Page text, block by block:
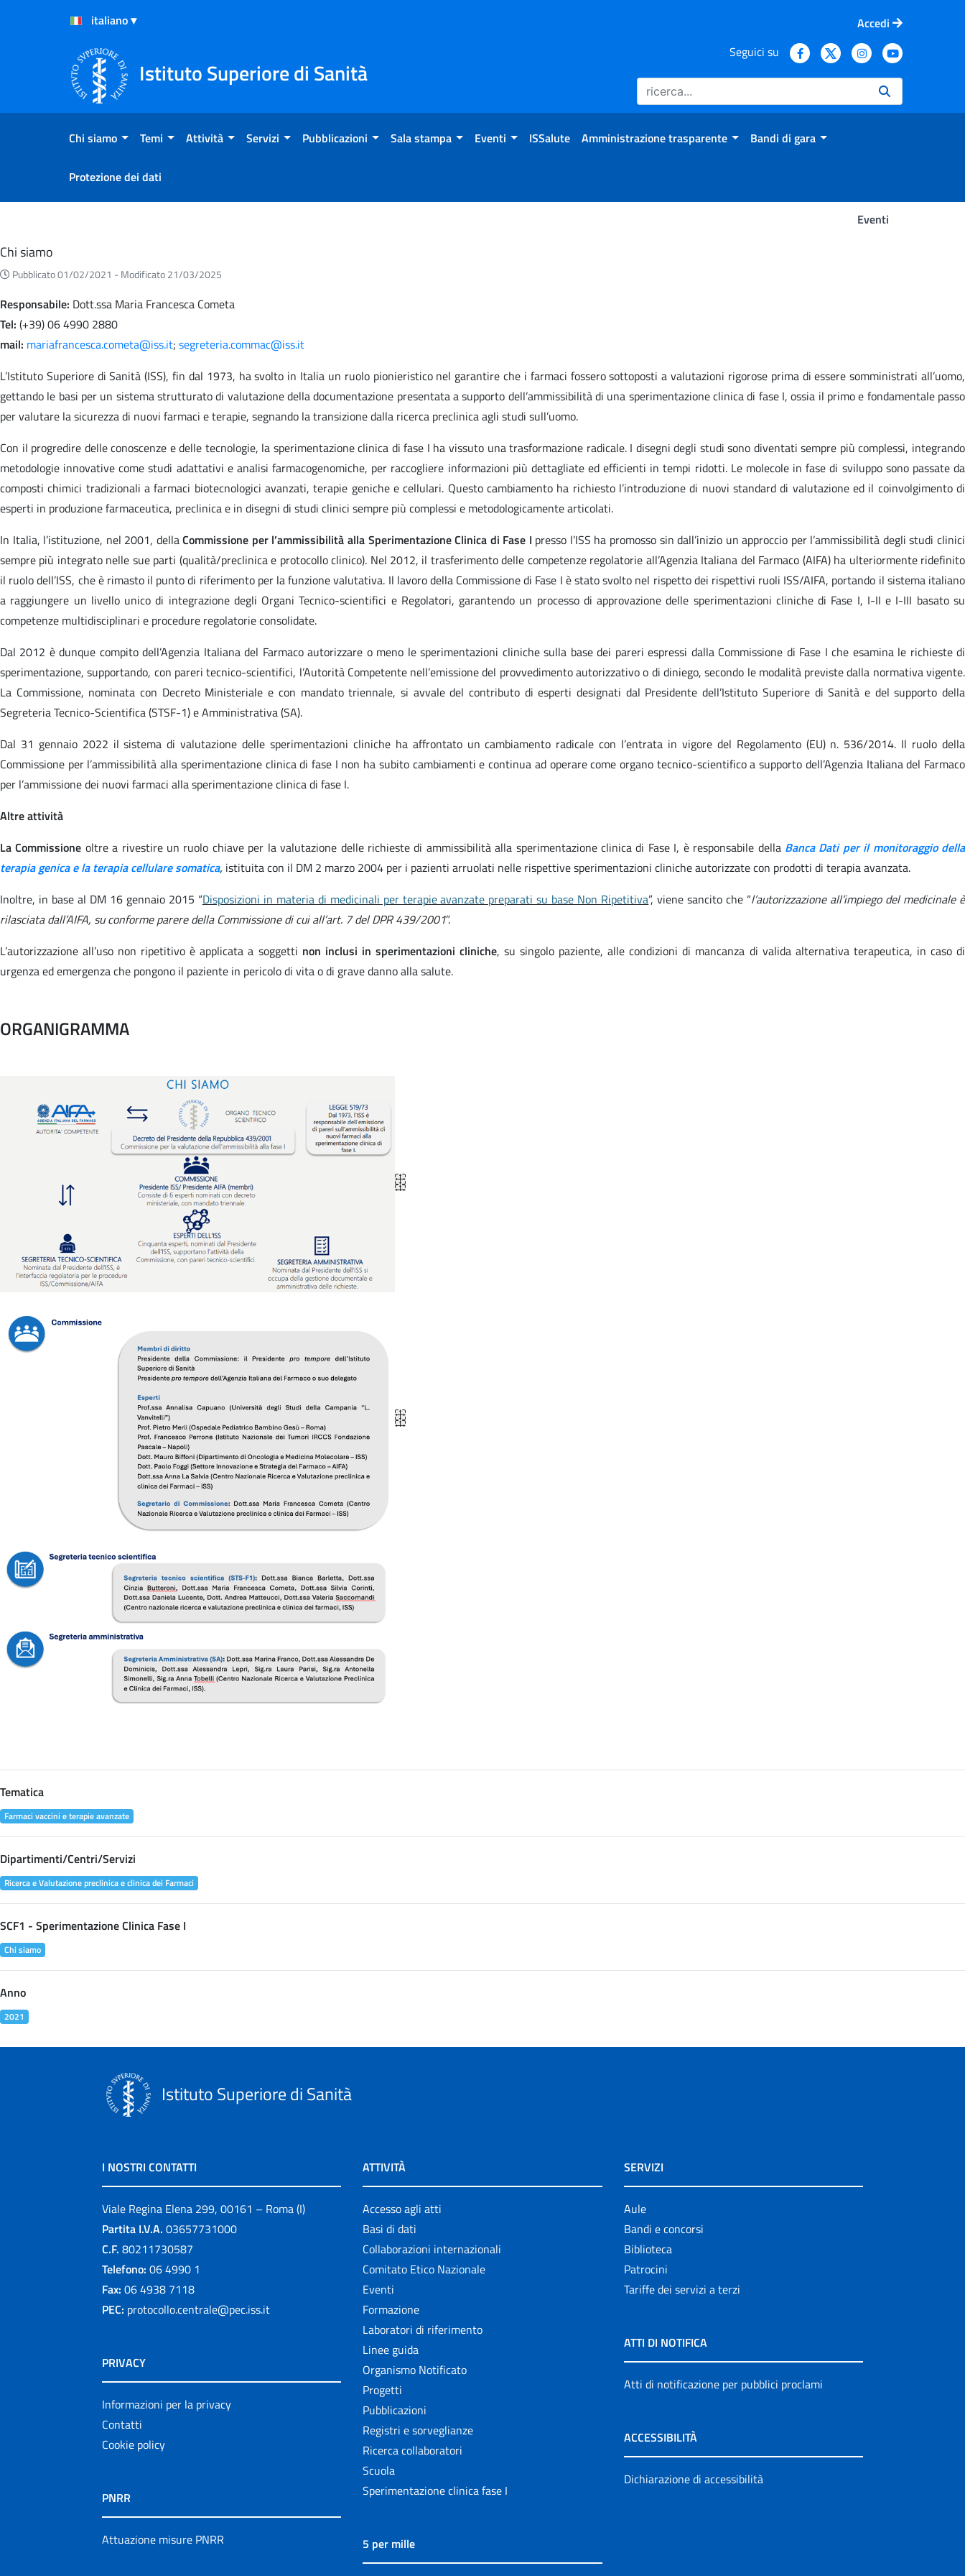
Salta al Contenuto
Salta al Footer
Accedi
Istituto Superiore di Sanità
Seguici su
Chi siamo Temi Attività Servizi Pubblicazioni Sala stampa Eventi ISSalute Amministrazione trasparente Bandi di gara
Protezione dei dati
Eventi
Eventi
Chi siamo
Pubblicato 01/02/2021 - Modificato 21/03/2025
Responsabile: Dott.ssa Maria Francesca Cometa
Tel: (+39) 06 4990 2880
mail: mariafrancesca.cometa@iss.it; segreteria.commac@iss.it
L’Istituto Superiore di Sanità (ISS), fin dal 1973, ha svolto in Italia un ruolo pionieristico nel garantire che i farmaci fossero sottoposti a valutazioni rigorose prima di essere somministrati all’uomo,
gettando le basi per un sistema strutturato di valutazione della documentazione presentata a supporto dell’ammissibilità di una sperimentazione clinica di fase I, ossia il primo e fondamentale passo
per valutare la sicurezza di nuovi farmaci e terapie, segnando la transizione dalla ricerca preclinica agli studi sull’uomo.
Con il progredire delle conoscenze e delle tecnologie, la sperimentazione clinica di fase I ha vissuto una trasformazione radicale. I disegni degli studi sono diventati sempre più complessi, integrando
metodologie innovative come studi adattativi e analisi farmacogenomiche, per raccogliere informazioni più dettagliate ed efficienti in tempi ridotti. Le molecole in fase di sviluppo sono passate da
composti chimici tradizionali a farmaci biotecnologici avanzati, terapie geniche e cellulari. Questo cambiamento ha richiesto l’introduzione di nuovi standard di valutazione ed il coinvolgimento di
esperti in produzione farmaceutica, preclinica e in disegni di studi clinici sempre più complessi e metodologicamente articolati.
In Italia, l’istituzione, nel 2001, dellaCommissione per l’ammissibilità alla Sperimentazione Clinica di Fase I presso l’ISS ha promosso sin dall’inizio un approccio per l’ammissibilità degli studi clinici
sempre più integrato nelle sue parti (qualità/preclinica e protocollo clinico). Nel 2012, il trasferimento delle competenze regolatorie all’Agenzia Italiana del Farmaco (AIFA) ha ulteriormente ridefinito
il ruolo dell’ISS, che è rimasto il punto di riferimento per la funzione valutativa. Il lavoro della Commissione di Fase I è stato svolto nel rispetto dei rispettivi ruoli ISS/AIFA, portando il sistema italiano
a raggiungere un livello unico di integrazione degli Organi Tecnico-scientifici e Regolatori, garantendo un processo di approvazione delle sperimentazioni cliniche di Fase I, I-II e I-III basato su
competenze multidisciplinari e procedure regolatorie consolidate.
Dal 2012 è dunque compito dell’Agenzia Italiana del Farmaco autorizzare o meno le sperimentazioni cliniche sulla base dei pareri espressi dalla Commissione di Fase I che esamina le richieste di
sperimentazione, supportando, con pareri tecnico-scientifici, l’Autorità Competente nell’emissione del provvedimento autorizzativo o di diniego, secondo le modalità previste dalla normativa vigente.
La Commissione, nominata con Decreto Ministeriale e con mandato triennale, si avvale del contributo di esperti designati dal Presidente dell’Istituto Superiore di Sanità e del supporto della
Segreteria Tecnico-Scientifica (STSF-1) e Amministrativa (SA).
Dal 31 gennaio 2022 il sistema di valutazione delle sperimentazioni cliniche ha affrontato un cambiamento radicale con l’entrata in vigore del Regolamento (EU) n. 536/2014. Il ruolo della
Commissione per l’ammissibilità alla sperimentazione clinica di fase I non ha subito cambiamenti e continua ad operare come organo tecnico-scientifico a supporto dell’Agenzia Italiana del Farmaco
per l’ammissione dei nuovi farmaci alla sperimentazione clinica di fase I.
Altre attività
La Commissione oltre a rivestire un ruolo chiave per la valutazione delle richieste di ammissibilità alla sperimentazione clinica di Fase I, è responsabile della Banca Dati per il monitoraggio della
terapia genica e la terapia cellulare somatica, istituita con il DM 2 marzo 2004 per i pazienti arruolati nelle rispettive sperimentazioni cliniche autorizzate con prodotti di terapia avanzata.
Inoltre, in base al DM 16 gennaio 2015 “Disposizioni in materia di medicinali per terapie avanzate preparati su base Non Ripetitiva”, viene sancito che “l’autorizzazione all’impiego del medicinale è
rilasciata dall’AIFA, su conforme parere della Commissione di cui all’art. 7 del DPR 439/2001”.
L’autorizzazione all’uso non ripetitivo è applicata a soggetti non inclusi in sperimentazioni cliniche,su singolo paziente, alle condizioni di mancanza di valida alternativa terapeutica, in caso di
urgenza ed emergenza che pongono il paziente in pericolo di vita o di grave danno alla salute.
ORGANIGRAMMA
Tematica
Farmaci vaccini e terapie avanzate
Dipartimenti/Centri/Servizi
Ricerca e Valutazione preclinica e clinica dei Farmaci
SCF1 - Sperimentazione Clinica Fase I
Chi siamo
Anno
2021
Istituto Superiore di Sanità
I NOSTRI CONTATTI
Viale Regina Elena 299, 00161 – Roma (I)
Partita I.V.A. 03657731000
C.F. 80211730587
Telefono: 06 4990 1
Fax: 06 4938 7118
PEC: protocollo.centrale@pec.iss.it
PRIVACY
Informazioni per la privacy
Contatti
Cookie policy
PNRR
Attuazione misure PNRR
ATTIVITÀ
Accesso agli atti
Basi di dati
Collaborazioni internazionali
Comitato Etico Nazionale
Eventi
Formazione
Laboratori di riferimento
Linee guida
Organismo Notificato
Progetti
Pubblicazioni
Registri e sorveglianze
Ricerca collaboratori
Scuola
Sperimentazione clinica fase I
5 per mille
SERVIZI
Aule
Bandi e concorsi
Biblioteca
Patrocini
Tariffe dei servizi a terzi
ATTI DI NOTIFICA
Atti di notificazione per pubblici proclami
ACCESSIBILITÀ
Dichiarazione di accessibilità